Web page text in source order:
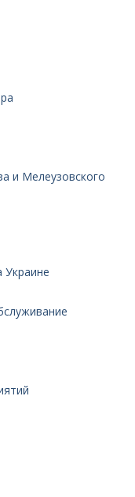
и Мелеузовского
Украине